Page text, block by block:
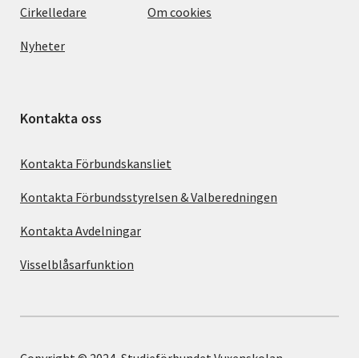
Cirkelledare
Nyheter
Om cookies
Kontakta oss
Kontakta Förbundskansliet
Kontakta Förbundsstyrelsen & Valberedningen
Kontakta Avdelningar
Visselblåsarfunktion